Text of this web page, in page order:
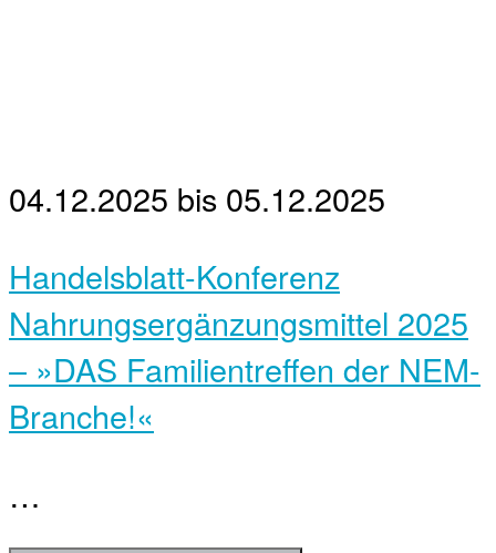
04.12.2025 bis 05.12.2025
Handelsblatt-Konferenz
Nahrungsergänzungsmittel 2025
– »DAS Familientreffen der NEM-
Branche!«
…